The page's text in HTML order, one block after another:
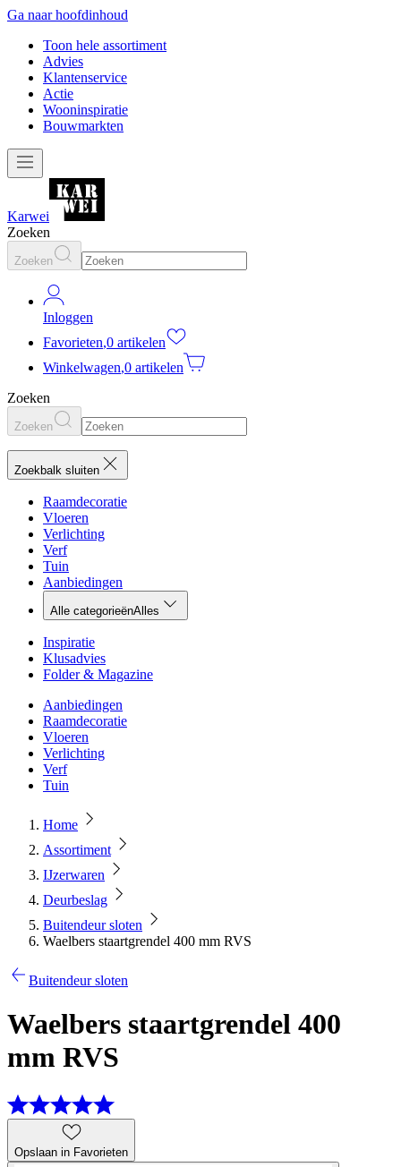
Ga naar hoofdinhoud
Toon hele assortiment
Advies
Klantenservice
Actie
Wooninspiratie
Bouwmarkten
Karwei
Zoeken
Zoeken
Inloggen
Favorieten,0 artikelen
Winkelwagen,0 artikelen
Zoeken
Zoeken
Zoekbalk sluiten
Raamdecoratie
Vloeren
Verlichting
Verf
Tuin
Aanbiedingen
Alle categorieënAlles
Inspiratie
Klusadvies
Folder & Magazine
Aanbiedingen
Raamdecoratie
Vloeren
Verlichting
Verf
Tuin
Home
Assortiment
IJzerwaren
Deurbeslag
Buitendeur sloten
Waelbers staartgrendel 400 mm RVS
Buitendeur sloten
Waelbers staartgrendel 400
mm RVS
Opslaan in Favorieten